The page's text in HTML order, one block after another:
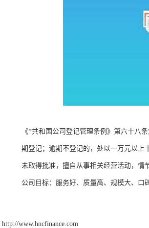
《*共和国公司登记管理条例》第六十八
期登记；逾期不登记的，处以一万元以上
未取得批准，擅自从事相关经营活动，情
公司目标：服务好、质量高、规模大、口
http://www.hncfinance.com